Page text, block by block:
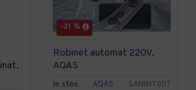
-31 %
In stoc AQAS SANINT007
Robinet automat 220V,
AQAS